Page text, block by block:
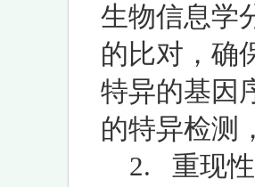
生物信息学
的比对，确
特异的基因
的特异检测
2. 重现性